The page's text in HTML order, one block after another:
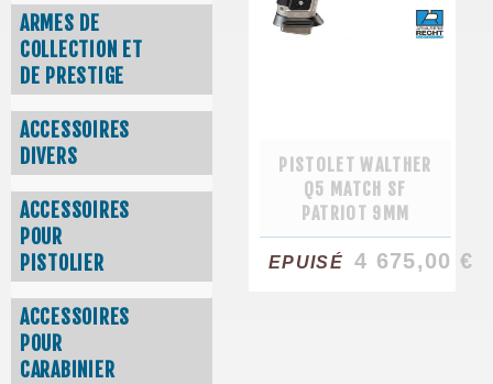
ARMES DE
COLLECTION ET
DE PRESTIGE
ACCESSOIRES
DIVERS
ACCESSOIRES
POUR
PISTOLIER
ACCESSOIRES
POUR
CARABINIER
PISTOLET WALTHER
Q5 MATCH SF
PATRIOT 9MM
EPUISÉ 4 675,00 €